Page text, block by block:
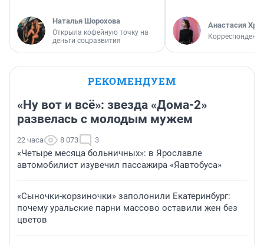
Наталья Шорохова
Открыла кофейную точку на
деньги соцразвития
Анастасия
Корреспондент
РЕКОМЕНДУЕМ
«Ну вот и всё»: звезда «Дома-2»
развелась с молодым мужем
22 часа 8 073 3
«Четыре месяца больничных»: в Ярославле
автомобилист изувечил пассажира «Яавтобуса»
«Сыночки-корзиночки» заполонили Екатеринбург:
почему уральские парни массово оставили жен без
цветов